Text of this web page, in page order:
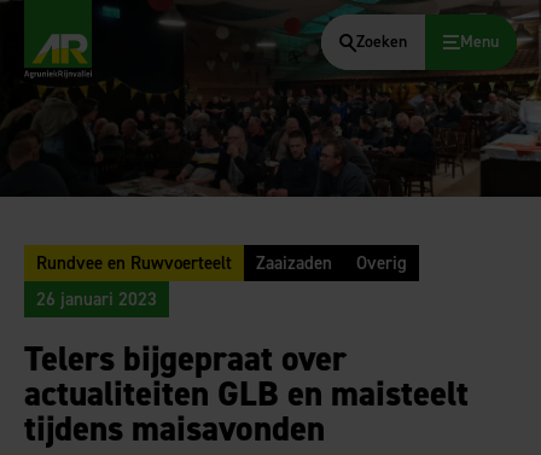
AgruniekRijnvallei
Zoeken Menu
Rundvee en Ruwvoerteelt Zaaizaden
Overig
26 januari 2023
Telers bijgepraat over
actualiteiten GLB en maisteelt
tijdens maisavonden